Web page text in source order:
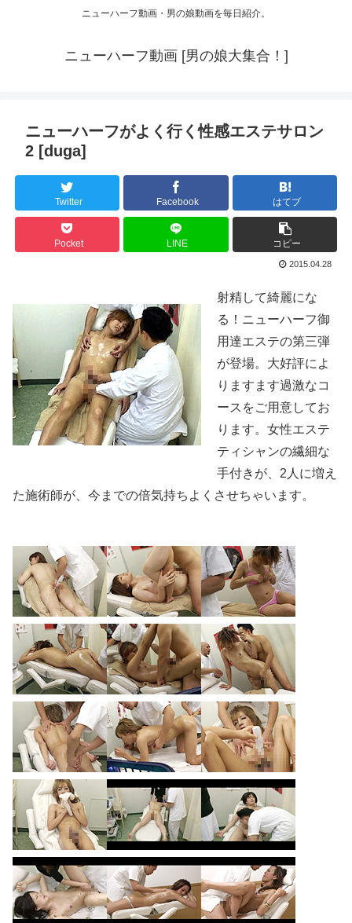
ニューハーフ動画・男の娘動画を毎日紹介。
ニューハーフ動画 [男の娘大集合！]
ニューハーフがよく行く性感エステサロン
2 [duga]
Twitter Facebook はてブ
Pocket LINE コピー
2015.04.28
射精して綺麗にな
る！ニューハーフ御
用達エステの第三弾
が登場。大好評によ
りますます過激なコ
ースをご用意してお
ります。女性エステ
ティシャンの繊細な
手付きが、2人に増え
た施術師が、今までの倍気持ちよくさせちゃいます。